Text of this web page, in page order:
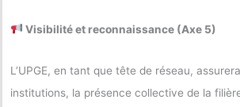
Visibilité et reconnaissance (Axe 5)
L’UPGE, en tant que tête de réseau,
institutions, la présence collective de la